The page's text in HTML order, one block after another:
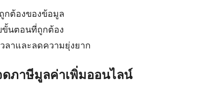
กต้องของข้อมูล
ขั้นตอนที่ถูกต้อง
ลาและลดความยุ่งยาก
ภาษีมูลค่าเพิ่มออนไลน์